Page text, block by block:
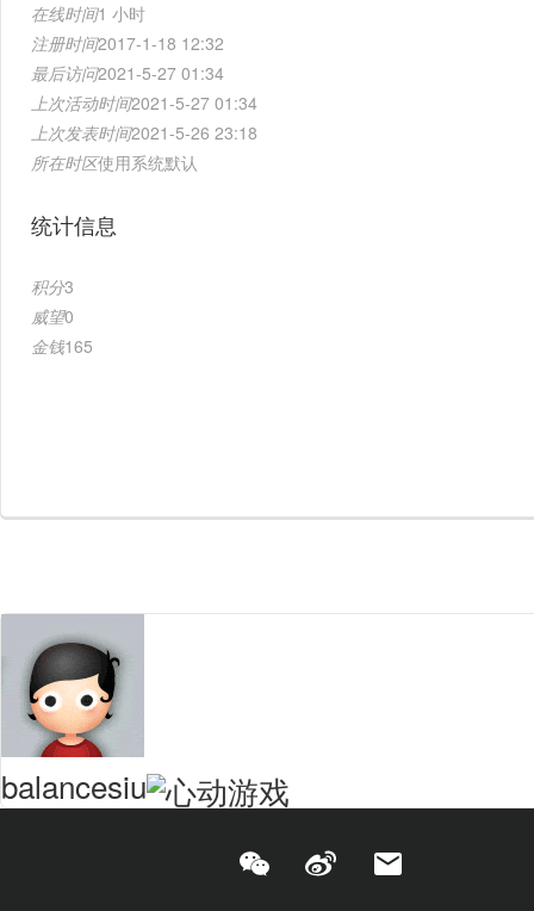
在线时间1 小时
注册时间2017-1-18 12:32
最后访问2021-5-27 01:34
上次活动时间2021-5-27 01:34
上次发表时间2021-5-26 23:18
所在时区使用系统默认
统计信息
积分3
威望0
金钱165
balancesiu